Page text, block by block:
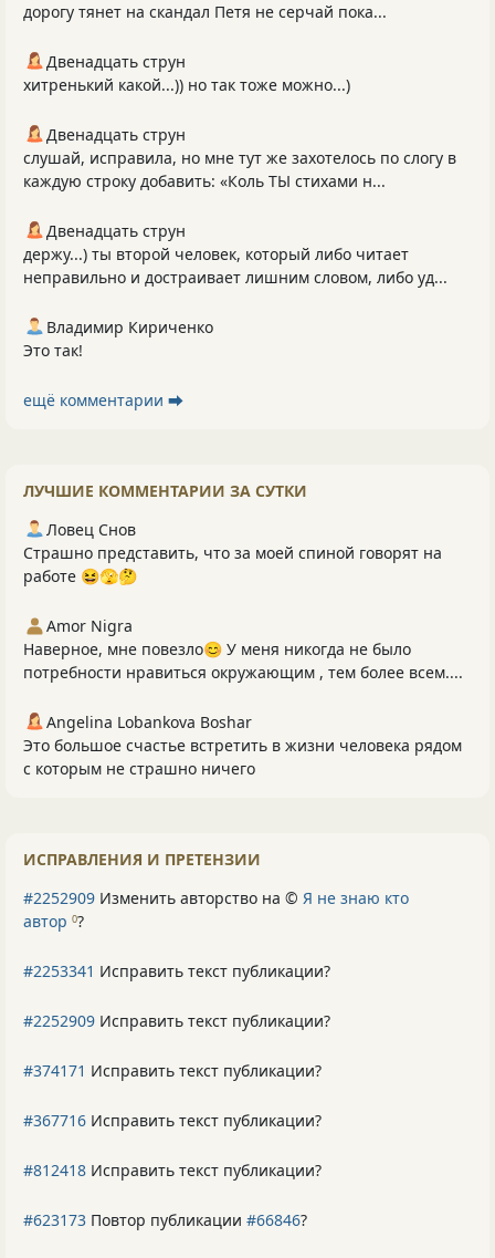
дорогу тянет на скандал Петя не серчай пока...
Двенадцать струн
хитренький какой...)) но так тоже можно...)
Двенадцать струн
слушай, исправила, но мне тут же захотелось по слогу в
каждую строку добавить: «Коль ТЫ стихами н...
Двенадцать струн
держу...) ты второй человек, который либо читает
неправильно и достраивает лишним словом, либо уд...
Владимир Кириченко
Это так!
ещё комментарии ⮕
ЛУЧШИЕ КОММЕНТАРИИ ЗА СУТКИ
Ловец Снов
Страшно представить, что за моей спиной говорят на
работе 😆🫣🤔
Amor Nigra
Наверное, мне повезло😊 У меня никогда не было
потребности нравиться окружающим , тем более всем....
Angelina Lobankova Boshar
Это большое счастье встретить в жизни человека рядом
с которым не страшно ничего
ИСПРАВЛЕНИЯ И ПРЕТЕНЗИИ
#2252909 Изменить авторство на © Я не знаю кто
автор 0?
#2253341 Исправить текст публикации?
#2252909 Исправить текст публикации?
#374171 Исправить текст публикации?
#367716 Исправить текст публикации?
#812418 Исправить текст публикации?
#623173 Повтор публикации #66846?